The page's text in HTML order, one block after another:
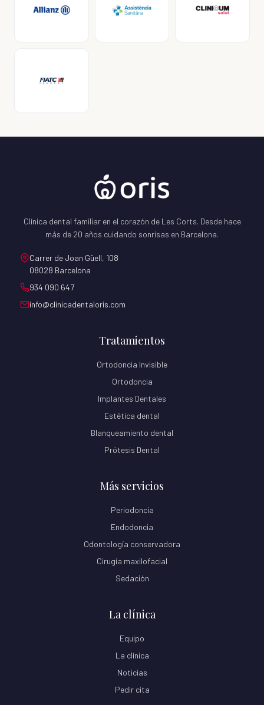
Clínica dental familiar en el corazón de Les Corts. Desde hace
más de 20 años cuidando sonrisas en Barcelona.
Carrer de Joan Güell, 108
08028 Barcelona
934 090 647
info@clinicadentaloris.com
Tratamientos
Ortodoncia Invisible
Ortodoncia
Implantes Dentales
Estética dental
Blanqueamiento dental
Prótesis Dental
Más servicios
Periodoncia
Endodoncia
Odontología conservadora
Cirugía maxilofacial
Sedación
La clínica
Equipo
La clínica
Noticias
Pedir cita